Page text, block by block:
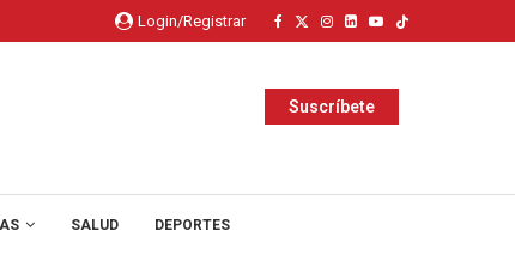
Login/Registrar
Suscríbete
SALUD DEPORTES